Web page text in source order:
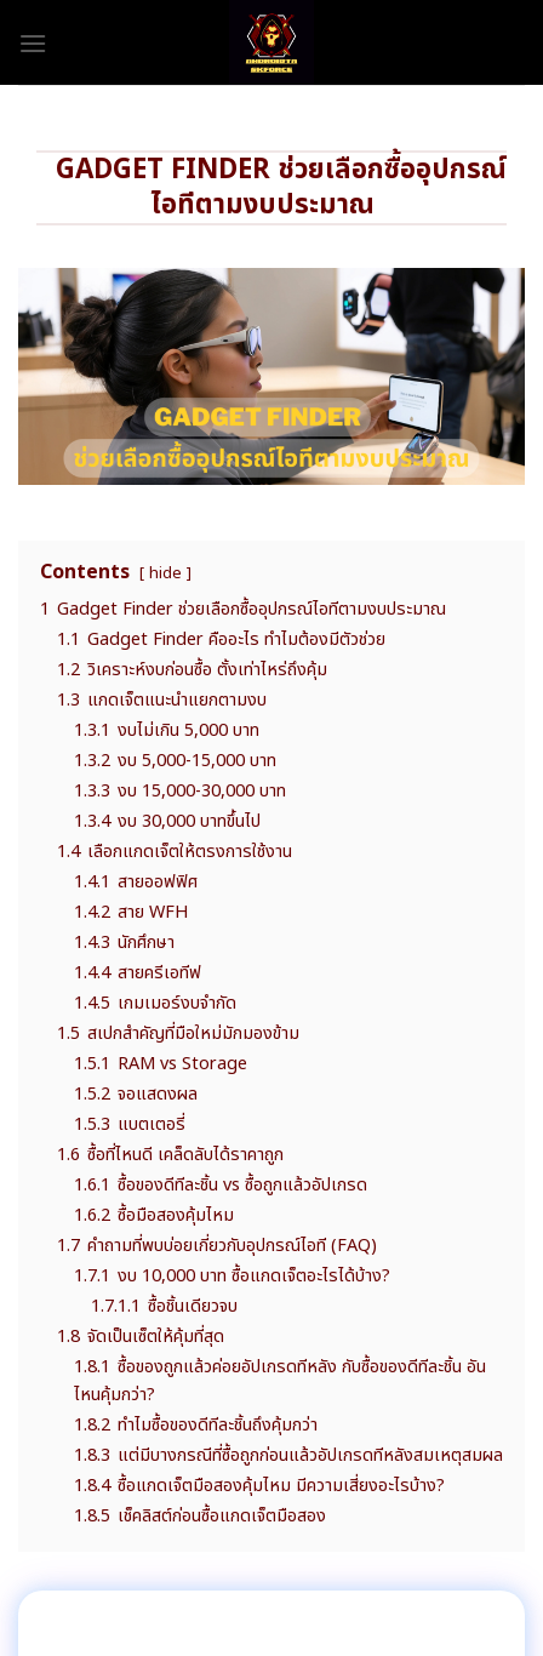
GADGET FINDER ช่วยเลือกซื้ออุปกรณ์
ไอทีตามงบประมาณ
Contents hide
1 Gadget Finder ช่วยเลือกซื้ออุปกรณ์ไอทีตามงบประมาณ
1.1 Gadget Finder คืออะไร ทำไมต้องมีตัวช่วย
1.2 วิเคราะห์งบก่อนซื้อ ตั้งเท่าไหร่ถึงคุ้ม
1.3 แกดเจ็ตแนะนำแยกตามงบ
1.3.1 งบไม่เกิน 5,000 บาท
1.3.2 งบ 5,000-15,000 บาท
1.3.3 งบ 15,000-30,000 บาท
1.3.4 งบ 30,000 บาทขึ้นไป
1.4 เลือกแกดเจ็ตให้ตรงการใช้งาน
1.4.1 สายออฟฟิศ
1.4.2 สาย WFH
1.4.3 นักศึกษา
1.4.4 สายครีเอทีฟ
1.4.5 เกมเมอร์งบจำกัด
1.5 สเปกสำคัญที่มือใหม่มักมองข้าม
1.5.1 RAM vs Storage
1.5.2 จอแสดงผล
1.5.3 แบตเตอรี่
1.6 ซื้อที่ไหนดี เคล็ดลับได้ราคาถูก
1.6.1 ซื้อของดีทีละชิ้น vs ซื้อถูกแล้วอัปเกรด
1.6.2 ซื้อมือสองคุ้มไหม
1.7 คำถามที่พบบ่อยเกี่ยวกับอุปกรณ์ไอที (FAQ)
1.7.1 งบ 10,000 บาท ซื้อแกดเจ็ตอะไรได้บ้าง?
1.7.1.1 ซื้อชิ้นเดียวจบ
1.8 จัดเป็นเซ็ตให้คุ้มที่สุด
1.8.1 ซื้อของถูกแล้วค่อยอัปเกรดทีหลัง กับซื้อของดีทีละชิ้น อัน
ไหนคุ้มกว่า?
1.8.2 ทำไมซื้อของดีทีละชิ้นถึงคุ้มกว่า
1.8.3 แต่มีบางกรณีที่ซื้อถูกก่อนแล้วอัปเกรดทีหลังสมเหตุสมผล
1.8.4 ซื้อแกดเจ็ตมือสองคุ้มไหม มีความเสี่ยงอะไรบ้าง?
1.8.5 เช็คลิสต์ก่อนซื้อแกดเจ็ตมือสอง